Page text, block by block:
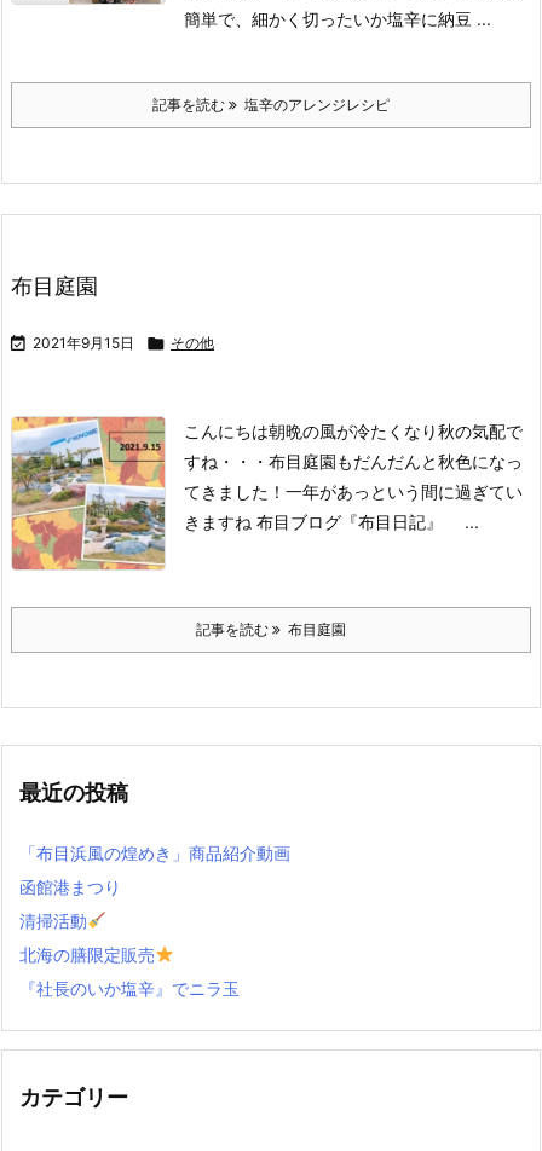
簡単で、細かく切ったいか塩辛に納豆 ...
記事を読む 塩辛のアレンジレシピ
布目庭園
 2021年9月15日  その他
こんにちは朝晩の風が冷たくなり秋の気配で
すね・・・ 布目庭園もだんだんと秋色になっ
てきました！ 一年があっという間に過ぎてい
きますね 布目ブログ『布目日記』 ...
記事を読む 布目庭園
最近の投稿
「布目浜風の煌めき」商品紹介動画
函館港まつり
清掃活動
北海の膳限定販売
『社長のいか塩辛』でニラ玉
カテゴリー